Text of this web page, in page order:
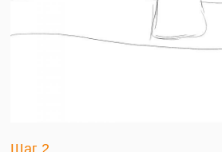
Шаг 2